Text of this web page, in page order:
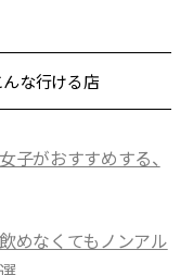
んな行ける店
子がおすすめする、
飲めなくてもノンアル